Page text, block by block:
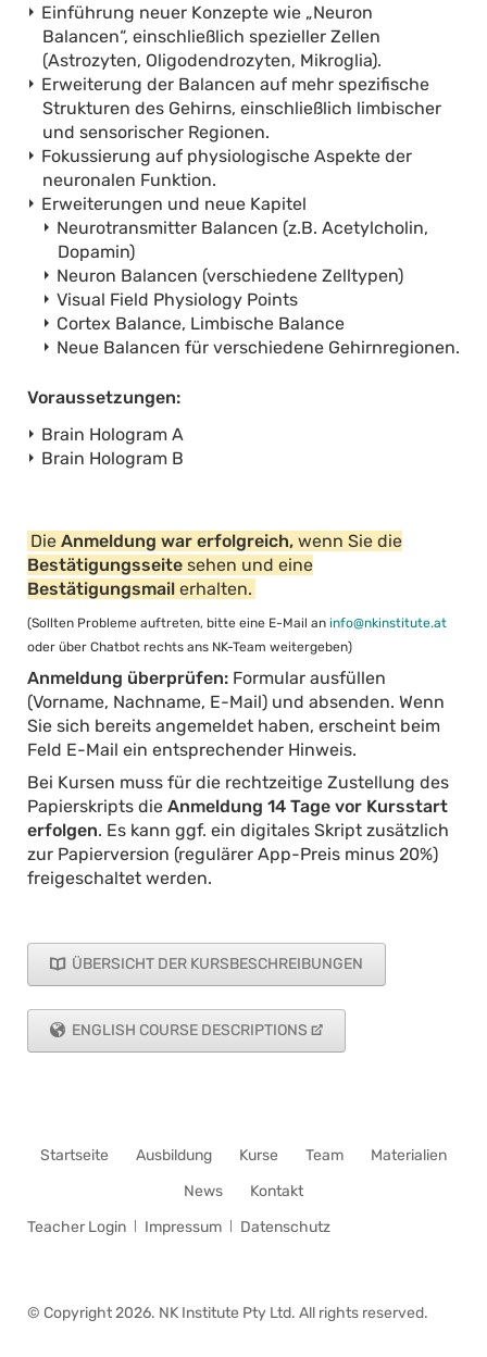
Einführung neuer Konzepte wie „Neuron
Balancen“, einschließlich spezieller Zellen
(Astrozyten, Oligodendrozyten, Mikroglia).
Erweiterung der Balancen auf mehr spezifische
Strukturen des Gehirns, einschließlich limbischer
und sensorischer Regionen.
Fokussierung auf physiologische Aspekte der
neuronalen Funktion.
Erweiterungen und neue Kapitel
Neurotransmitter Balancen (z.B. Acetylcholin,
Dopamin)
Neuron Balancen (verschiedene Zelltypen)
Visual Field Physiology Points
Cortex Balance, Limbische Balance
Neue Balancen für verschiedene Gehirnregionen.
Voraussetzungen:
Brain Hologram A
Brain Hologram B
Die Anmeldung war erfolgreich, wenn Sie die
Bestätigungsseite sehen und eine
Bestätigungsmail erhalten.
(Sollten Probleme auftreten, bitte eine E-Mail an info@nkinstitute.at
oder über Chatbot rechts ans NK-Team weitergeben)
Anmeldung überprüfen:Formular ausfüllen
(Vorname, Nachname, E-Mail) und absenden. Wenn
Sie sich bereits angemeldet haben, erscheint beim
Feld E-Mail ein entsprechender Hinweis.
Bei Kursen muss für die rechtzeitige Zustellung des
Papierskripts die Anmeldung 14 Tage vor Kursstart
erfolgen. Es kann ggf. ein digitales Skript zusätzlich
zur Papierversion (regulärer App-Preis minus 20%)
freigeschaltet werden.
ÜBERSICHT DER KURSBESCHREIBUNGEN
ENGLISH COURSE DESCRIPTIONS
Navigation
Startseite Ausbildung Kurse Team
Materialien
News
Kontakt
Navigation
Teacher Login Impressum Datenschutz
© Copyright 2026. NK Institute Pty Ltd. All rights reserved.